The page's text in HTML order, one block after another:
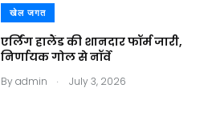
खेल जगत
एर्लिंग हालैंड की शानदार फॉर्म जारी,
निर्णायक गोल से नॉर्वे
Byadmin . July 3, 2026